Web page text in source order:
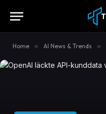
Home » AI News & Trends »